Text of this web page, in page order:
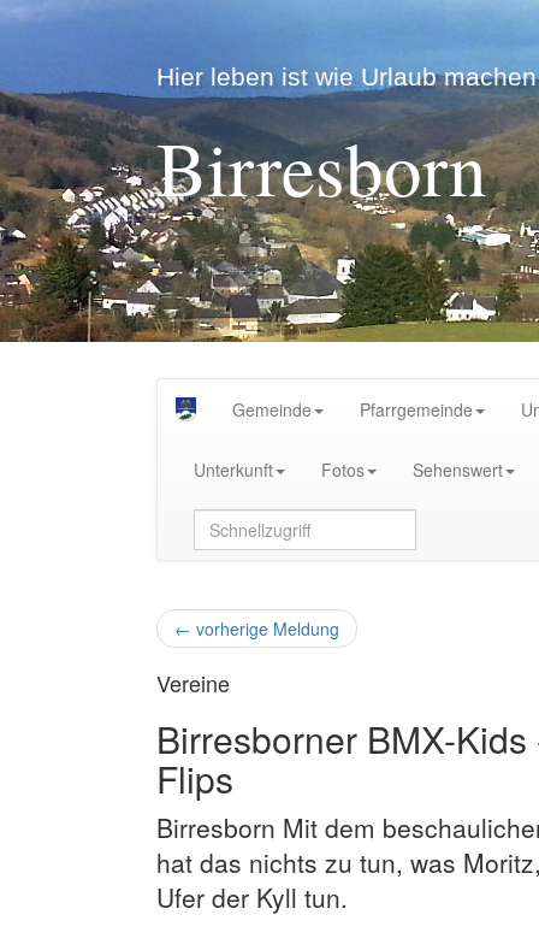
Hier leben ist wie Urlaub
Birresborn
Gemeinde Pfarrgemeinde
Unterkunft Fotos Sehenswert
← vorherige Meldung
Vereine
Birresborner BMX-
Flips
Birresborn Mit dem
hat das nichts zu tun, was
Ufer der Kyll tun.